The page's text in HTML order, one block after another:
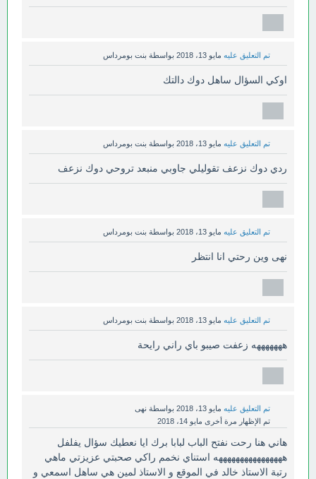
تم التعليق عليه مايو 13، 2018 بواسطة بنت بومرداس
اوكي السؤال ساهل دوك دالتك
تم التعليق عليه مايو 13، 2018 بواسطة بنت بومرداس
ردي دوك نزعف تقوليلي جاوبي منبعد تروحي دوك نزعف
تم التعليق عليه مايو 13، 2018 بواسطة بنت بومرداس
نهى وين رحتي انا انتظر
تم التعليق عليه مايو 13، 2018 بواسطة بنت بومرداس
هههههههه زعفت صيبو باي راني رايحة
تم التعليق عليه مايو 13، 2018 بواسطة نهى
تم الإظهار مرة أخرى مايو 14، 2018
هاني هنا رحت نفتح الباب لبابا برك ايا نعطيك سؤال يفلفل
ههههههههههههههههه استناي نخمم راكي صحبتي عزيزتي ماهي
رتبة الاستاذ خالد في الموقع و الاستاذ لمين هي ساهل اسمعي و